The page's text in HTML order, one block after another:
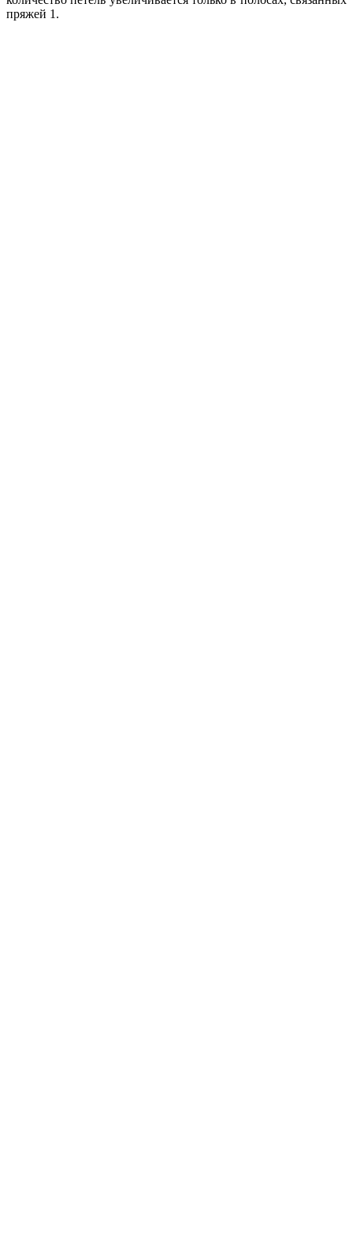
пряжей 1.